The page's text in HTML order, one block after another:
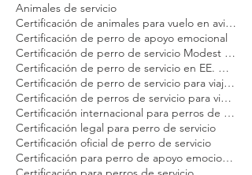
#servicedoglife#servicedogsofig
#servicedogsofinstagram
#servicedogssavelives#servicedogteam
#servicedogtraining#servicedogvest
#tasktrained #workingdog
Adiestramiento de perros de apoyo emocional Modest Dog
Adiestramiento de perros de servicio Modest Dog
Animales de servicio
Certificación de perro de apoyo emocional
Certificación de perro de servicio Modest Dog